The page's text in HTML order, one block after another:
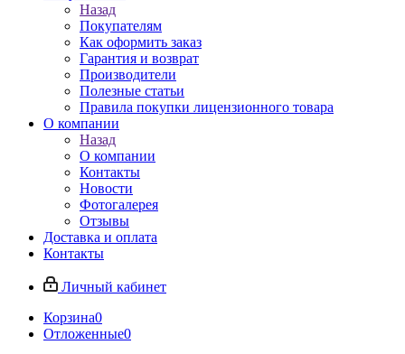
Назад
Покупателям
Как оформить заказ
Гарантия и возврат
Производители
Полезные статьи
Правила покупки лицензионного товара
О компании
Назад
О компании
Контакты
Новости
Фотогалерея
Отзывы
Доставка и оплата
Контакты
Личный кабинет
Корзина0
Отложенные0